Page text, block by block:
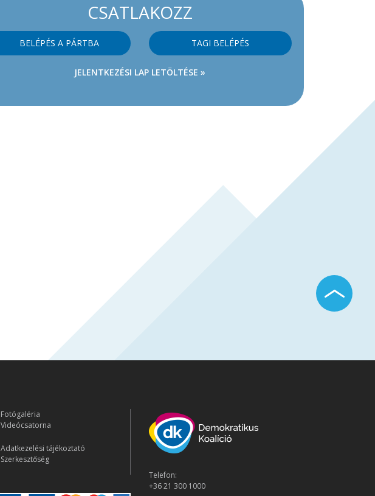
CSATLAKOZZ
BELÉPÉS A PÁRTBA TAGI BELÉPÉS
JELENTKEZÉSI LAP LETÖLTÉSE »
Fotógaléria
Videócsatorna
Adatkezelési tájékoztató
Szerkesztőség
Telefon:
+36 21 300 1000